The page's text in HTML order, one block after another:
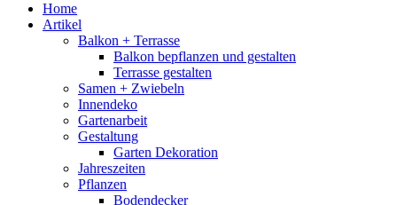
Home
Artikel
Balkon + Terrasse
Balkon bepflanzen und gestalten
Terrasse gestalten
Samen + Zwiebeln
Innendeko
Gartenarbeit
Gestaltung
Garten Dekoration
Jahreszeiten
Pflanzen
Bodendecker